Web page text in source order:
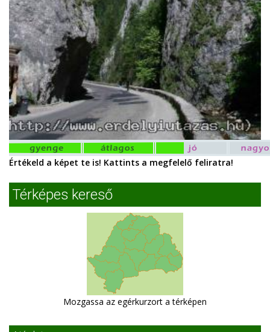
Értékeld a képet te is! Kattints a megfelelő feliratra!
Térképes kereső
Mozgassa az egérkurzort a térképen